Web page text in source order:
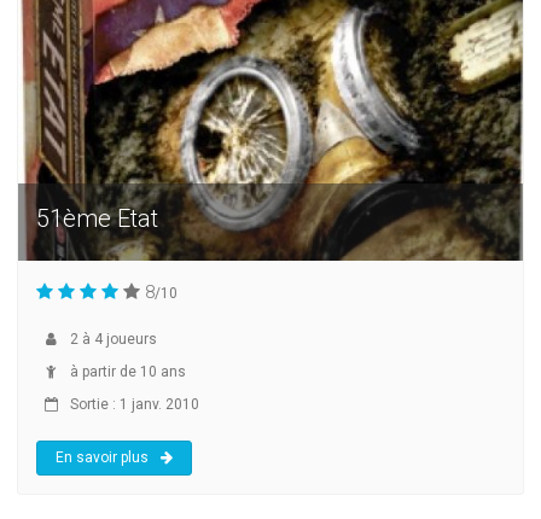
51ème Etat
8/10
2 à 4 joueurs
à partir de 10 ans
Sortie : 1 janv. 2010
En savoir plus